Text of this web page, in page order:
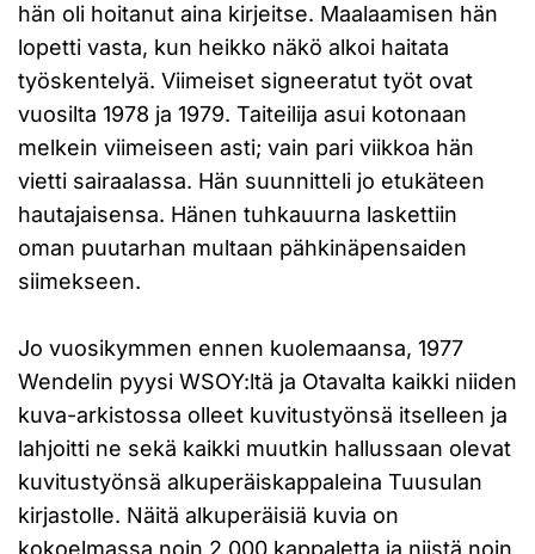
hän oli hoitanut aina kirjeitse. Maalaamisen hän
lopetti vasta, kun heikko näkö alkoi haitata
työskentelyä. Viimeiset signeeratut työt ovat
vuosilta 1978 ja 1979. Taiteilija asui kotonaan
melkein viimeiseen asti; vain pari viikkoa hän
vietti sairaalassa. Hän suunnitteli jo etukäteen
hautajaisensa. Hänen tuhkauurna laskettiin
oman puutarhan multaan pähkinäpensaiden
siimekseen.
Jo vuosikymmen ennen kuolemaansa, 1977
Wendelin pyysi WSOY:ltä ja Otavalta kaikki niiden
kuva-arkistossa olleet kuvitustyönsä itselleen ja
lahjoitti ne sekä kaikki muutkin hallussaan olevat
kuvitustyönsä alkuperäiskappaleina Tuusulan
kirjastolle. Näitä alkuperäisiä kuvia on